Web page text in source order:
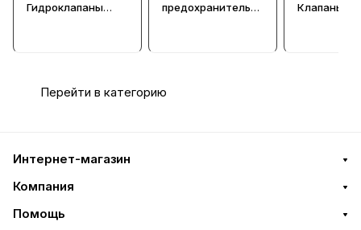
Гидроклапаны
предохранительн
Клапаны
Перейти в категорию
Интернет-магазин
Компания
Помощь